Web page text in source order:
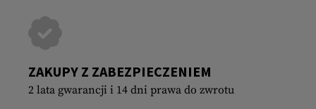
ZAKUPY Z ZABEZPIECZENIEM
2 lata gwarancji i 14 dni prawa do zwrotu